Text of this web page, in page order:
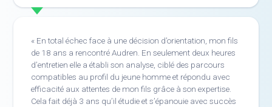
En total échec face à une décision d’orientation, mon fils
de 18 ans a rencontré Audren. En seulement deux heures
d’entretien elle a établi son analyse, ciblé des parcours
compatibles au profil du jeune homme et répondu avec
efficacité aux attentes de mon fils grâce à son expertise.
Cela fait déjà 3 ans qu’il étudie et s’épanouie avec succès